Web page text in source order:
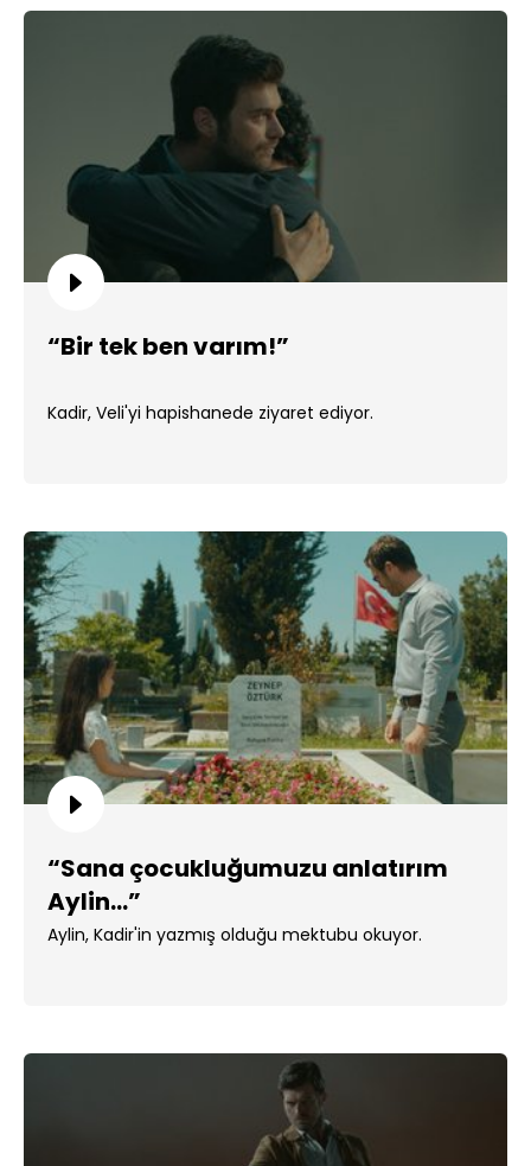
“Bir tek ben varım!”
Kadir, Veli'yi hapishanede ziyaret ediyor.
“Sana çocukluğumuzu anlatırım
Aylin…”
Aylin, Kadir'in yazmış olduğu mektubu okuyor.